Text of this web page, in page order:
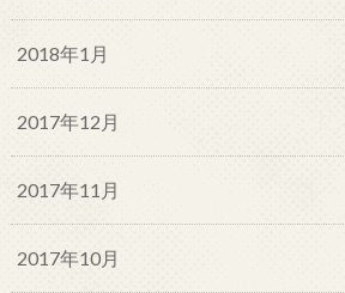
2018年1月
2017年12月
2017年11月
2017年10月